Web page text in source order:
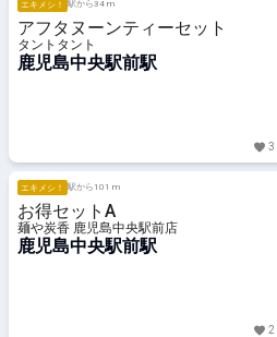
エキメシ！ 駅から34 m
アフタヌーンティーセット
タントタント
鹿児島中央駅前駅
3
エキメシ！ 駅から101 m
お得セットA
麺や炭香 鹿児島中央駅前店
鹿児島中央駅前駅
2